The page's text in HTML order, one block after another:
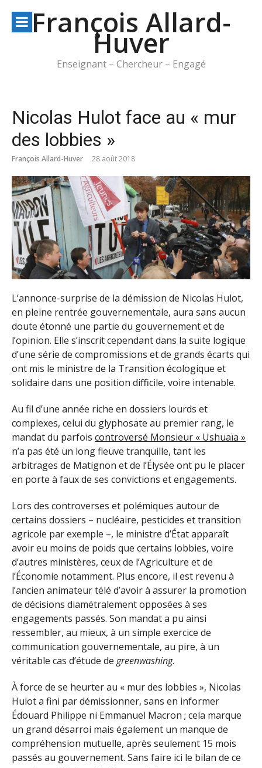
contenuFrançois Allard-
Huver
Enseignant – Chercheur – Engagé
Nicolas Hulot face au « mur
des lobbies »
François Allard-Huver 28 août 2018
L’annonce-surprise de la démission de Nicolas Hulot,
en pleine rentrée gouvernementale, aura sans aucun
doute étonné une partie du gouvernement et de
l’opinion. Elle s’inscrit cependant dans la suite logique
d’une série de compromissions et de grands écarts qui
ont mis le ministre de la Transition écologique et
solidaire dans une position difficile, voire intenable.
Au fil d’une année riche en dossiers lourds et
complexes, celui du glyphosate au premier rang, le
mandat du parfois controversé Monsieur « Ushuaïa »
n’a pas été un long fleuve tranquille, tant les
arbitrages de Matignon et de l’Élysée ont pu le placer
en porte à faux de ses convictions et engagements.
Lors des controverses et polémiques autour de
certains dossiers – nucléaire, pesticides et transition
agricole par exemple –, le ministre d’État apparaît
avoir eu moins de poids que certains lobbies, voire
d’autres ministères, ceux de l’Agriculture et de
l’Économie notamment. Plus encore, il est revenu à
l’ancien animateur télé d’avoir à assurer la promotion
de décisions diamétralement opposées à ses
engagements passés. Son mandat a pu ainsi
ressembler, au mieux, à un simple exercice de
communication gouvernementale, au pire, à un
véritable cas d’étude de greenwashing.
À force de se heurter au « mur des lobbies », Nicolas
Hulot a fini par démissionner, sans en informer
Édouard Philippe ni Emmanuel Macron ; cela marque
un grand désarroi mais également un manque de
compréhension mutuelle, après seulement 15 mois
passés au gouvernement. Sans faire ici le bilan de ce